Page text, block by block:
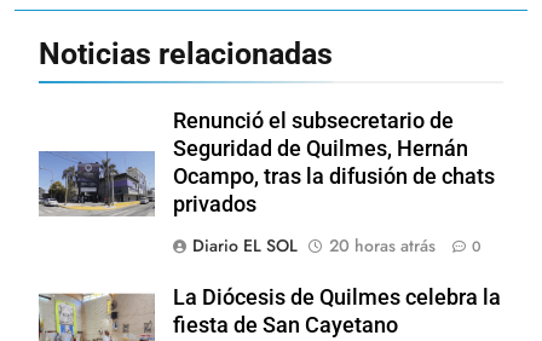
Noticias relacionadas
Renunció el subsecretario de
Seguridad de Quilmes, Hernán
Ocampo, tras la difusión de chats
privados
Diario EL SOL
20 horas atrás 0
La Diócesis de Quilmes celebra la
fiesta de San Cayetano